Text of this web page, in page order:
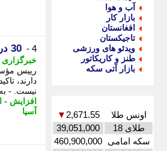
آب و هوا
بازار کار
افغانستان
تاجیکستان
ویدئو های ورزشی
طنز و کاریکاتور
بازار آتی سکه
اونس طلا 2,671.55
▼
طلای 18
39,051,000
سکه امامی 460,900,000
4 - 30 درصد سدهای کشور، 25 درصد کسری آب دارند
خبرگزاری
دارند،
نیست. -
افزایش -
آسیا